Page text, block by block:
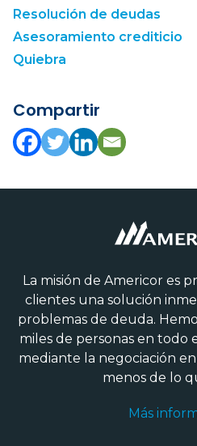
Resolución de deudas
Asesoramiento crediticio
Quiebra
Compartir
La misión de Americor es
clientes una solución
problemas de deuda.
miles de personas en todo
mediante la negociación
menos de lo
Más